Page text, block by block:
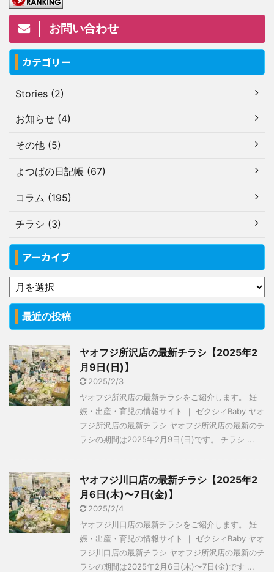
お問い合わせ
カテゴリー
Stories (2)
お知らせ (4)
その他 (5)
よつばの日記帳 (67)
コラム (195)
チラシ (3)
アーカイブ
最近の投稿
ヤオフジ所沢店の最新チラシ【2025年2
月9日(日)】
2025/2/3
ヤオフジ所沢店の最新チラシをご紹介します。 妊
娠・出産・育児の情報サイト ｜ ゼクシィBaby ヤオ
フジ所沢店の最新チラシ ヤオフジ所沢店の最新のチ
ラシの期間は2025年2月9日(日)です。 チラシ ...
ヤオフジ川口店の最新チラシ【2025年2
月6日(木)〜7日(金)】
2025/2/4
ヤオフジ川口店の最新チラシをご紹介します。 妊
娠・出産・育児の情報サイト ｜ ゼクシィBaby ヤオ
フジ川口店の最新チラシ ヤオフジ所沢店の最新のチ
ラシの期間は2025年2月6日(木)〜7日(金)です ...